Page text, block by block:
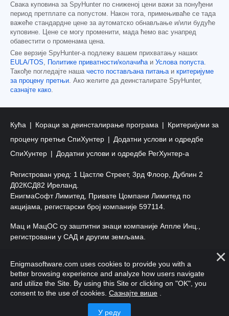
Свака куповина за SpyHunter по сниженој цени важи за понуђени
период претплате са попустом. Након тога, примењиваће се тада
важеће стандардне цене за аутоматско обнављање и/или будуће
куповине. Цене се могу променити, мада ћемо вас унапред
обавестити о променама цена.
Све верзије SpyHunter-а подлежу вашем прихватању наших
EULA/TOS, Политике приватности/колачићаи Услова попуста.
Такође погледајте наша често постављана питањаи критеријуме
за процену претњи. Ако желите да деинсталирате SpyHunter,
сазнајте како.
Кућа Кораци за деинсталирање програма
Критеријуми за
процену претње СпиХунтер
Додатни услови и одредбе
СпиХунтер
Додатни услови и одредбе РегХунтер-а
Регистрован уред: 1 Цастле Стреет, 3рд Флоор, Дублин 2
Д02КСД82 Иреланд.
ЕнигмаСофт Лимитед, Привате Цомпани Лимитед по
акцијама, регистарски број компаније 597114.
Мац и МацОС су заштитни знаци компаније Аппле Инц.,
регистровани у САД и другим земљама.
задржана.
Enigmasoftware.com uses cookies to provide you with a
better browsing experience and analyze how users navigate
and utilize the Site. By using this Site or clicking on "OK", you
consent to the use of cookies. Сазнајте више